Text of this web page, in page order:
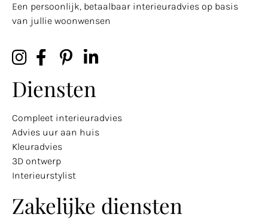
Een persoonlijk, betaalbaar interieuradvies op basis
van jullie woonwensen
Diensten
Compleet interieuradvies
Advies uur aan huis
Kleuradvies
3D ontwerp
Interieurstylist
Zakelijke diensten